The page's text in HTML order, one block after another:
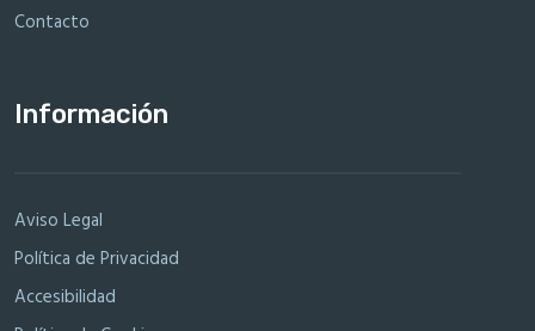
Contacto
Información
Aviso Legal
Política de Privacidad
Accesibilidad